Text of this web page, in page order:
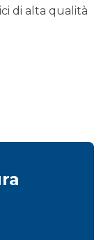
di alta qualità